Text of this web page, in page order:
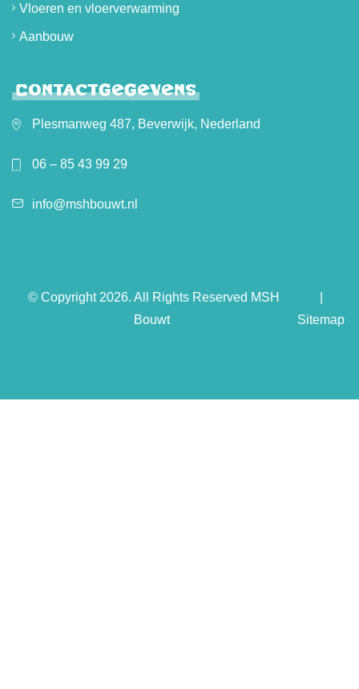
Vloeren en vloerverwarming
Aanbouw
Contactgegevens
Plesmanweg 487, Beverwijk, Nederland
06 – 85 43 99 29
info@mshbouwt.nl
© Copyright 2026. All Rights Reserved MSH
Bouwt
Sitemap